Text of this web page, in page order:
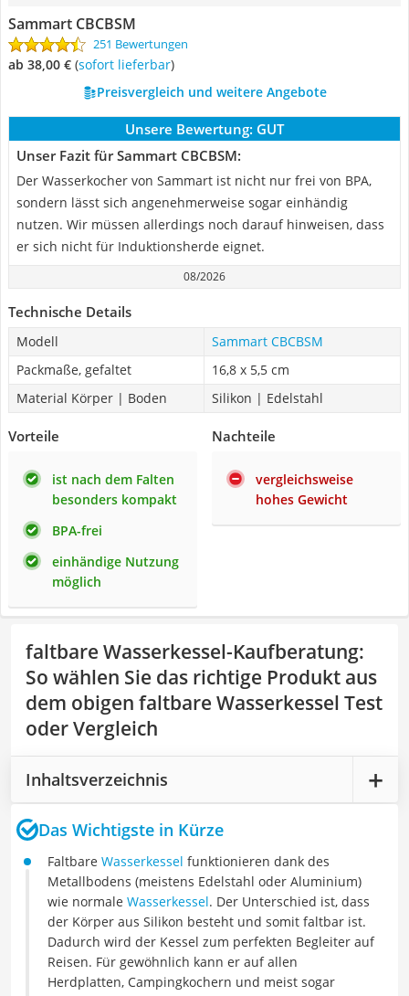
Sammart CBCBSM
251 Bewertungen
ab 38,00 € ( Sofort lieferbar)
Preisvergleich und weitere Angebote
Unsere Bewertung: GUT
Unser Fazit für Sammart CBCBSM:
Der Wasserkocher von Sammart ist nicht nur frei von BPA,
sondern lässt sich angenehmerweise sogar einhändig
nutzen. Wir müssen allerdings noch darauf hinweisen, dass
er sich nicht für Induktionsherde eignet.
08/2026
Technische Details
Modell
Sammart CBCBSM
Packmaße, gefaltet
16,8 x 5,5 cm
Material Körper | Boden
Silikon | Edelstahl
Vorteile
ist nach dem Falten
besonders kompakt
BPA-frei
einhändige Nutzung
möglich
Nachteile
vergleichsweise
hohes Gewicht
faltbare Wasserkessel-Kaufberatung:
So wählen Sie das richtige Produkt aus
dem obigen faltbare Wasserkessel Test
oder Vergleich
Inhaltsverzeichnis
Das Wichtigste in Kürze
Faltbare Wasserkessel funktionieren dank des
Metallbodens (meistens Edelstahl oder Aluminium)
wie normale Wasserkessel. Der Unterschied ist, dass
der Körper aus Silikon besteht und somit faltbar ist.
Dadurch wird der Kessel zum perfekten Begleiter auf
Reisen. Für gewöhnlich kann er auf allen
Herdplatten, Campingkochern und meist sogar